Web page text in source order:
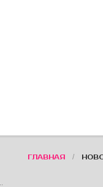
ГЛАВНАЯ /